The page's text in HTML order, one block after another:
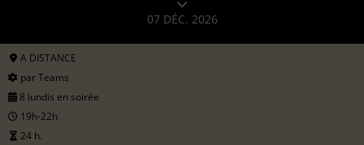
07 DÉC. 2026
A DISTANCE
par Teams
8 lundis en soirée
19h-22h
24 h.